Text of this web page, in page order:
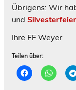
Übrigens: Wir
und
Ihre FF Weyer
Teilen über: